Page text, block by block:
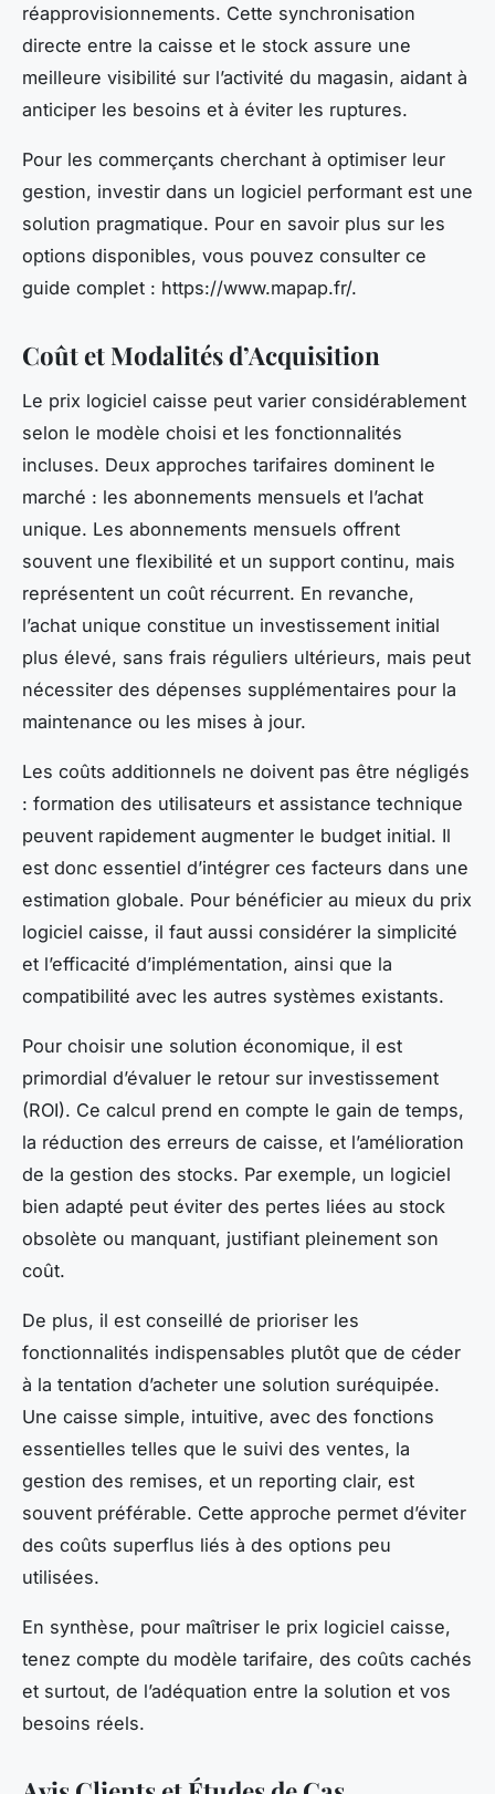
réapprovisionnements. Cette synchronisation
directe entre la caisse et le stock assure une
meilleure visibilité sur l’activité du magasin, aidant à
anticiper les besoins et à éviter les ruptures.
Pour les commerçants cherchant à optimiser leur
gestion, investir dans un logiciel performant est une
solution pragmatique. Pour en savoir plus sur les
options disponibles, vous pouvez consulter ce
guide complet : https://www.mapap.fr/.
Coût et Modalités d’Acquisition
Le prix logiciel caisse peut varier considérablement
selon le modèle choisi et les fonctionnalités
incluses. Deux approches tarifaires dominent le
marché : les abonnements mensuels et l’achat
unique. Les abonnements mensuels offrent
souvent une flexibilité et un support continu, mais
représentent un coût récurrent. En revanche,
l’achat unique constitue un investissement initial
plus élevé, sans frais réguliers ultérieurs, mais peut
nécessiter des dépenses supplémentaires pour la
maintenance ou les mises à jour.
Les coûts additionnels ne doivent pas être négligés
: formation des utilisateurs et assistance technique
peuvent rapidement augmenter le budget initial. Il
est donc essentiel d’intégrer ces facteurs dans une
estimation globale. Pour bénéficier au mieux du prix
logiciel caisse, il faut aussi considérer la simplicité
et l’efficacité d’implémentation, ainsi que la
compatibilité avec les autres systèmes existants.
Pour choisir une solution économique, il est
primordial d’évaluer le retour sur investissement
(ROI). Ce calcul prend en compte le gain de temps,
la réduction des erreurs de caisse, et l’amélioration
de la gestion des stocks. Par exemple, un logiciel
bien adapté peut éviter des pertes liées au stock
obsolète ou manquant, justifiant pleinement son
coût.
De plus, il est conseillé de prioriser les
fonctionnalités indispensables plutôt que de céder
à la tentation d’acheter une solution suréquipée.
Une caisse simple, intuitive, avec des fonctions
essentielles telles que le suivi des ventes, la
gestion des remises, et un reporting clair, est
souvent préférable. Cette approche permet d’éviter
des coûts superflus liés à des options peu
utilisées.
En synthèse, pour maîtriser le prix logiciel caisse,
tenez compte du modèle tarifaire, des coûts cachés
et surtout, de l’adéquation entre la solution et vos
besoins réels.